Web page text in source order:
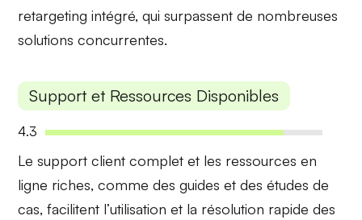
retargeting intégré, qui surpassent de nombreuses
solutions concurrentes.
Support et Ressources Disponibles
4.3
Lesupport client complet et les ressources en
ligne riches, comme des guides et des études de
cas, facilitent l’utilisation et la résolution rapide des